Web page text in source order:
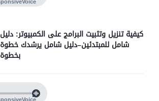
كيفية تنزيل وتثبيت البرامج على الكمبيوتر: دليل
شامل للمبتدئين–دليل شامل يرشدك خطوة
بخطوة